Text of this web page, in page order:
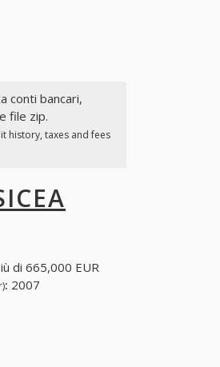
conti bancari,
file zip.
history, taxes and fees
di 665,000 EUR
: 2007